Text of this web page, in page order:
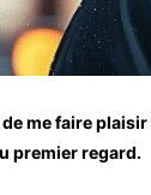
me faire
premier regard.